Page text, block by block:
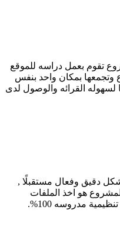
تقوم بعمل دراسه للموقع
وتجمعها بمكان واحد بنفس
لسهوله القرائه والوصول لدى
بشكل دقيق وفعال مستقبلًا ,
هو اخذ الملفات
مدروسه 100%.